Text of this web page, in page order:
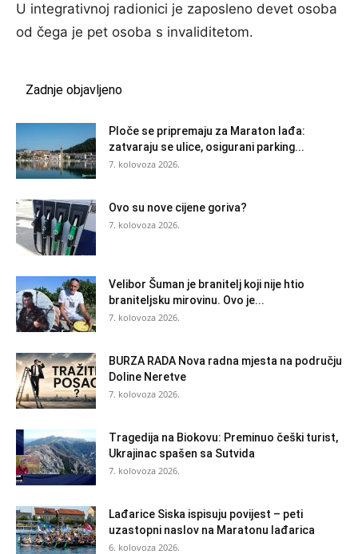
U integrativnoj radionici je zaposleno devet osoba
od čega je pet osoba s invaliditetom.
Zadnje objavljeno
Ploče se pripremaju za Maraton lađa:
zatvaraju se ulice, osigurani parking...
7. kolovoza 2026.
Ovo su nove cijene goriva?
7. kolovoza 2026.
Velibor Šuman je branitelj koji nije htio
braniteljsku mirovinu. Ovo je...
7. kolovoza 2026.
BURZA RADA Nova radna mjesta na području
Doline Neretve
7. kolovoza 2026.
Tragedija na Biokovu: Preminuo češki turist,
Ukrajinac spašen sa Sutvida
7. kolovoza 2026.
Lađarice Siska ispisuju povijest – peti
uzastopni naslov na Maratonu lađarica
6. kolovoza 2026.